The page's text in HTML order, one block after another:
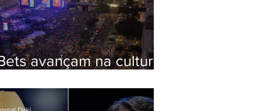
avançam na cultura
para artistas